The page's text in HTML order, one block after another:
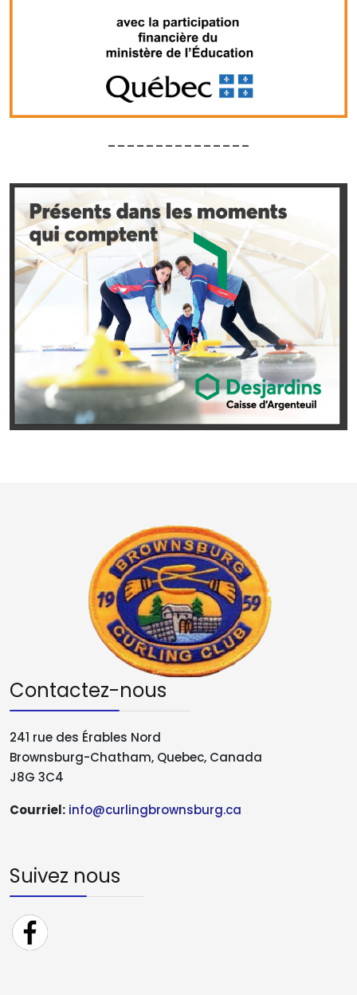
_______________
Contactez-nous
241 rue des Érables Nord
Brownsburg-Chatham, Quebec, Canada
J8G 3C4
Courriel: info@curlingbrownsburg.ca
Suivez nous